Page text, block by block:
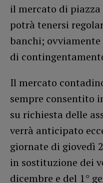
il mercato di piazza
potrà tenersi
banchi;
di
Il mercato
sempre consentito
su richiesta delle
verrà anticipato
giornate di giovedì
in sostituzione dei
dicembre e del 1°